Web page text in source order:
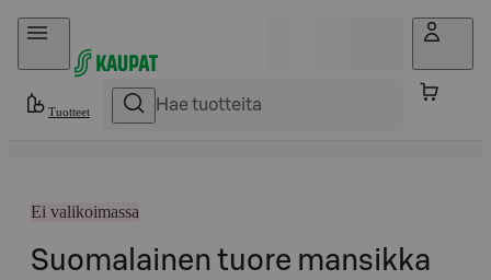
Hyppää sisältöön
Tuotteet
Ei valikoimassa
Suomalainen tuore mansikka